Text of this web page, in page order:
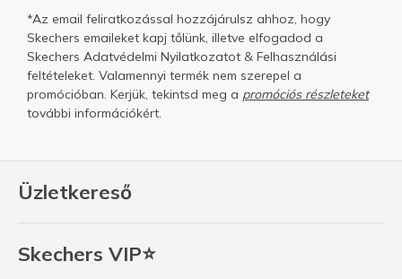
Üzletkereső
Skechers VIP⭐
*Az email feliratkozással hozzájárulsz ahhoz, hogy
Skechers emaileket kapj tőlünk, illetve elfogadod a
Skechers Adatvédelmi Nyilatkozatot & Felhasználási
feltételeket. Valamennyi termék nem szerepel a
promócióban. Kerjük, tekintsd meg a promóciós részleteket
további információkért.